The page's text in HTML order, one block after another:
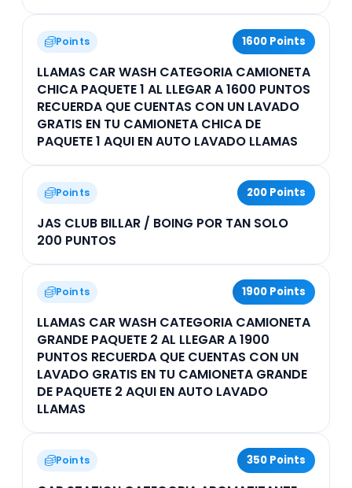
Points 1600 Points
LLAMAS CAR WASH CATEGORIA CAMIONETA
CHICA PAQUETE 1 AL LLEGAR A 1600 PUNTOS
RECUERDA QUE CUENTAS CON UN LAVADO
GRATIS EN TU CAMIONETA CHICA DE
PAQUETE 1 AQUI EN AUTO LAVADO LLAMAS
Points 200 Points
JAS CLUB BILLAR / BOING POR TAN SOLO
200 PUNTOS
Points 1900 Points
LLAMAS CAR WASH CATEGORIA CAMIONETA
GRANDE PAQUETE 2 AL LLEGAR A 1900
PUNTOS RECUERDA QUE CUENTAS CON UN
LAVADO GRATIS EN TU CAMIONETA GRANDE
DE PAQUETE 2 AQUI EN AUTO LAVADO
LLAMAS
Points 350 Points